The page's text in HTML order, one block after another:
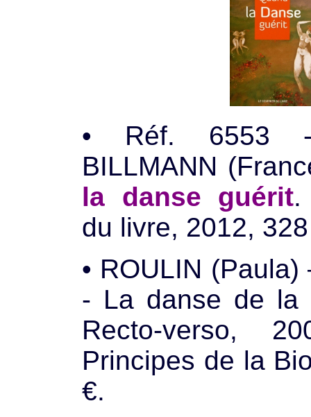
• Réf. 6553 -
BILLMANN
la danse guérit.
du livre, 2012,
• ROULIN
- La danse de la
Recto-verso,
Principes de la
€.